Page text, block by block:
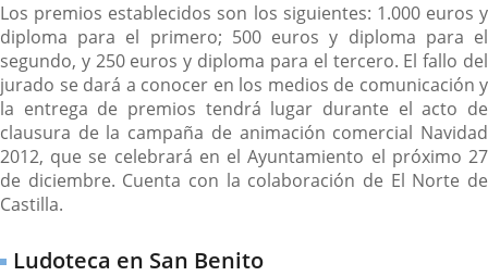
Los premios establecidos son los siguientes: 1.000 euros y
diploma para el primero; 500 euros y diploma para el
segundo, y 250 euros y diploma para el tercero. El fallo del
jurado se dará a conocer en los medios de comunicación y
la entrega de premios tendrá lugar durante el acto de
clausura de la campaña de animación comercial Navidad
2012, que se celebrará en el Ayuntamiento el próximo 27
de diciembre. Cuenta con la colaboración de El Norte de
Castilla.
Ludoteca en San Benito